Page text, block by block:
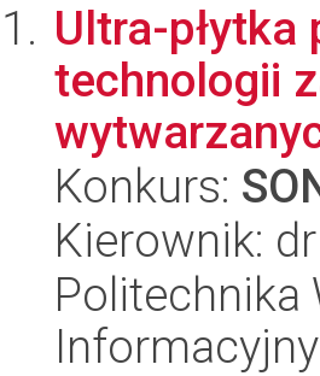
Ultra-
technologii
Konkurs:
Kierownik:
Politechnika